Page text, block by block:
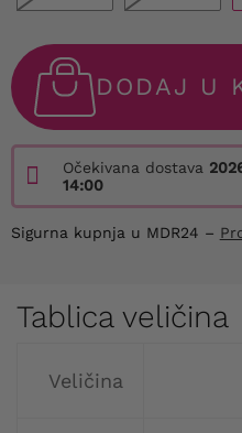
DODAJ U
Očekivana dostava
14:00
Sigurna kupnja u MDR24 –
Tablica veličina
Veličina